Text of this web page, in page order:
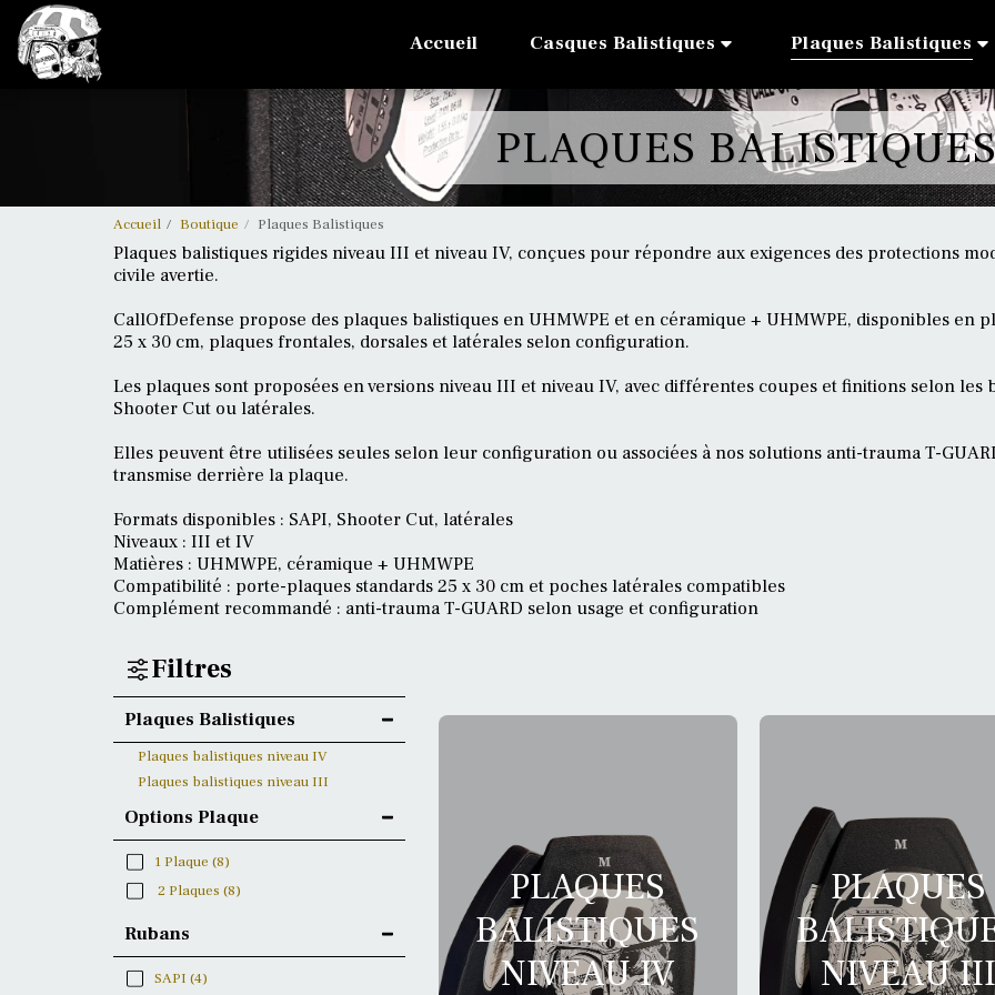
Accueil Casques Balistiques Plaques Balistiques
PLAQUES
Accueil Boutique Plaques Balistiques
Plaques balistiques rigides niveau III et niveau IV, conçues pour répondre aux exigences des protections
civile avertie.
CallOfDefense propose des plaques balistiques en UHMWPE et en céramique + UHMWPE, disponibles en
25 x 30 cm, plaques frontales, dorsales et latérales selon configuration.
Les plaques sont proposées en versions niveau III et niveau IV, avec différentes coupes et finitions selon
Shooter Cut ou latérales.
Elles peuvent être utilisées seules selon leur configuration ou associées à nos solutions anti-trauma T-
transmise derrière la plaque.
Formats disponibles : SAPI, Shooter Cut, latérales
Niveaux : III et IV
Matières : UHMWPE, céramique + UHMWPE
Compatibilité : porte-plaques standards 25 x 30 cm et poches latérales compatibles
Complément recommandé : anti-trauma T-GUARD selon usage et configuration
Filtres
Plaques Balistiques
Plaques balistiques niveau IV
Plaques balistiques niveau III
Options Plaque
1 Plaque (8)
2 Plaques (8)
Rubans
SAPI (4)
PLAQUES
BALISTIQUES
NIVEAU IV
PLAQUES
NIVEAU